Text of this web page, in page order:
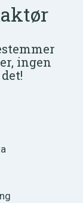
ingen